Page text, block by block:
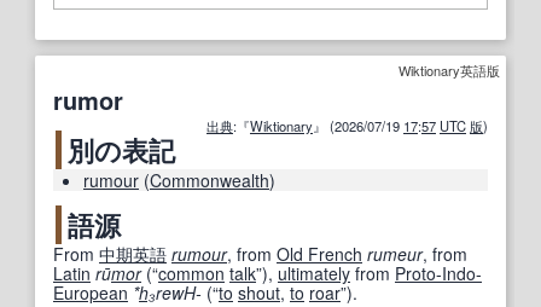
Wiktionary英語版
rumor
出典:『Wiktionary』 (2026/07/19 17:57 UTC 版)
別の表記
rumour (Commonwealth)
語源
From 中期英語 rumour, from Old French rumeur, from
Latin rūmor (“common talk”), ultimately from Proto-Indo-
European *h₃rewH- (“to shout, to roar”).